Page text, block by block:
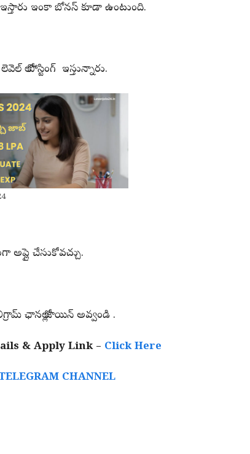
ఇంకా బోనస్ కూడా ఉంటుంది.
లో పోస్టింగ్ ఇస్తున్నారు.
అప్లై చేసుకోవచ్చు.
ఛానల్లో జాయిన్ అవ్వండి .
& Apply Link – Click Here
CHANNEL